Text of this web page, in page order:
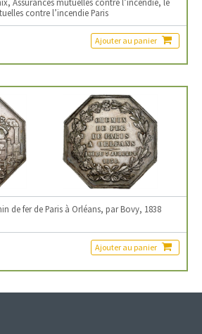
Assurances mutuelles contre l’incendie, le
contre l’incendie Paris
Ajouter au panier
de fer de Paris à Orléans, par Bovy, 1838
Ajouter au panier